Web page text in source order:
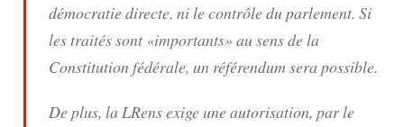
démocratie directe, ni le contrôle du parlement. Si
les traités sont «importants» au sens de la
Constitution fédérale, un référendum sera possible.
De plus, la LRens exige une autorisation, par le